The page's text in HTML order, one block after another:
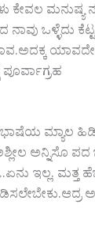
ಕೇವಲ
ಒಳ್ಳೆದು
ಮ್ಯಾಲ
ಅನ್ನಿಸೊ
ಇಲ್ಲ. ಮತ್ತ